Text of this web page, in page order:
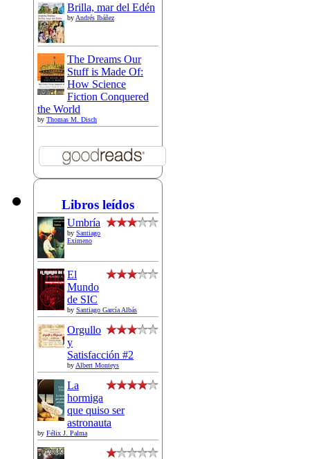
Brilla, mar del Edén
by Andrés Ibáñez
The Dreams Our
Stuff is Made Of:
How Science
Fiction Conquered
the World
by Thomas M. Disch
Libros leídos
Umbría
by Santiago
Eximeno
El
Mundo
de SIC
by Santiago García Albás
Orgullo
y
Satisfacción #2
by Albert Monteys
La
hormiga
que quiso ser
astronauta
by Félix J. Palma